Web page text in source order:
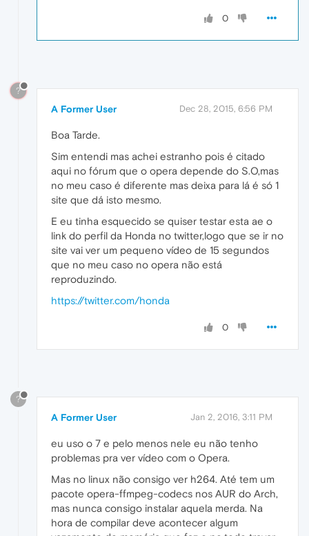
0
?
A Former User Dec 28, 2015, 6:56 PM
Boa Tarde.
Sim entendi mas achei estranho pois é citado
aqui no fórum que o opera depende do S.O,mas
no meu caso é diferente mas deixa para lá é só 1
site que dá isto mesmo.
E eu tinha esquecido se quiser testar esta ae o
link do perfil da Honda no twitter,logo que se ir no
site vai ver um pequeno vídeo de 15 segundos
que no meu caso no opera não está
reproduzindo.
https://twitter.com/honda
0
?
A Former User Jan 2, 2016, 3:11 PM
eu uso o 7 e pelo menos nele eu não tenho
problemas pra ver vídeo com o Opera.
Mas no linux não consigo ver h264. Até tem um
pacote opera-ffmpeg-codecs nos AUR do Arch,
mas nunca consigo instalar aquela merda. Na
hora de compilar deve acontecer algum